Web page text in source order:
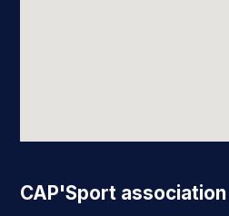
CAP'Sport association